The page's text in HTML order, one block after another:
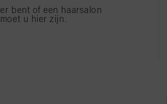
van elke klant.
bent of een haarsalon
u hier zijn.